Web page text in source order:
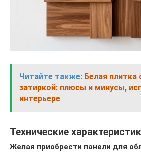
Читайте также: Белая плитка
затиркой: плюсы и минусы,
интерьере
Технические
Желая приобрести панели для